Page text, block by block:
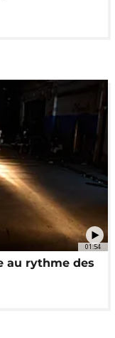
01:54
au rythme des